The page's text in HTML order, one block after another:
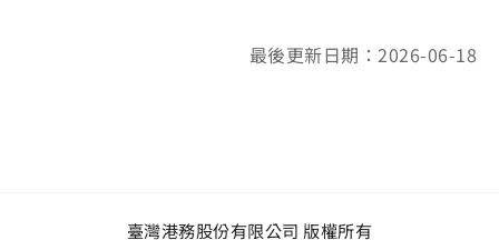
最後更新日期：2026-06-18
臺灣港務股份有限公司 版權所有